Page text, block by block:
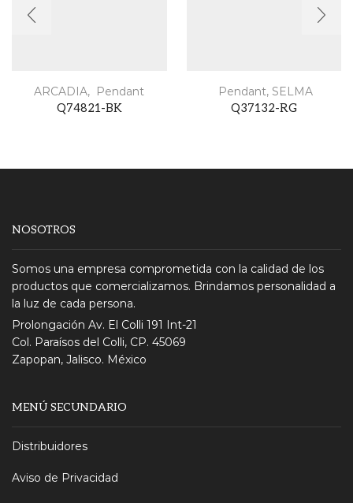
ARCADIA, Pendant
Q74821-BK
Pendant, SELMA
Q37132-RG
NOSOTROS
Somos una empresa comprometida con la calidad de los
productos que comercializamos. Brindamos personalidad a
la luz de cada persona.
Prolongación Av. El Colli 191 Int-21
Col. Paraísos del Colli, CP. 45069
Zapopan, Jalisco. México
MENÚ SECUNDARIO
Distribuidores
Aviso de Privacidad